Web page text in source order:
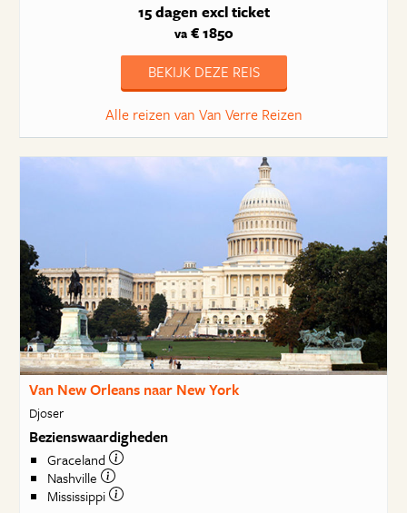
15 dagen excl ticket
va€ 1850
BEKIJK DEZE REIS
Alle reizen van Van Verre Reizen
Van New Orleans naar New York
Djoser
Bezienswaardigheden
Graceland
Nashville
Mississippi